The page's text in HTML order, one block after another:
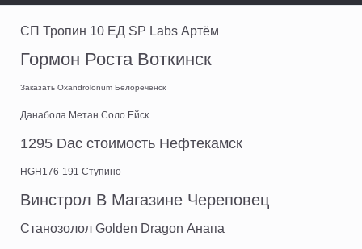
СП Тропин 10 ЕД SP Labs Артём
Гормон Роста Воткинск
Заказать Oxandrolonum Белореченск
Данабола Метан Соло Ейск
1295 Dac стоимость Нефтекамск
HGH176-191 Ступино
Винстрол В Магазине Череповец
Cтанозолол Golden Dragon Анапа